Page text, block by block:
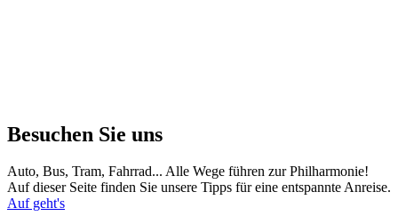
Besuchen Sie uns
Auto, Bus, Tram, Fahrrad... Alle Wege führen zur Philharmonie!
Auf dieser Seite finden Sie unsere Tipps für eine entspannte Anreise.
Auf geht's